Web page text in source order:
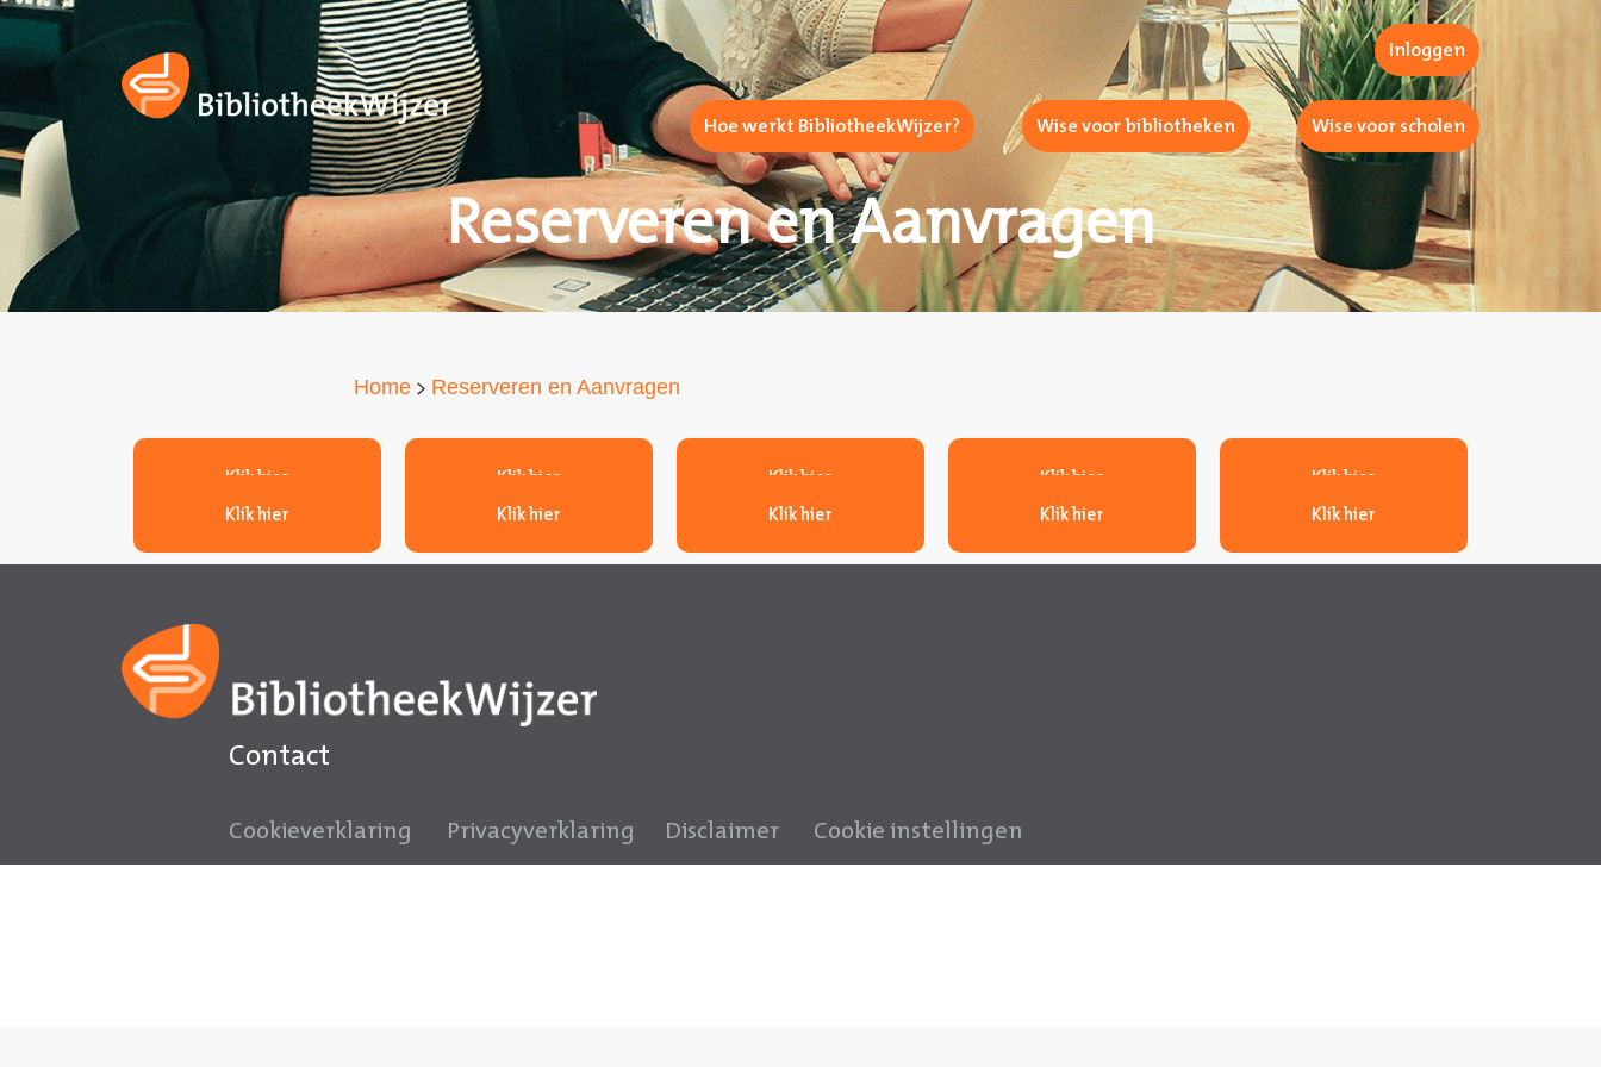
Inloggen
Hoe werkt BibliotheekWijzer? Wise voor bibliotheken Wise voor scholen
Reserveren en Aanvragen
Home > Reserveren en Aanvragen
Klik hier Klik hier Klik hier Klik hier
Klik hier
Klik hier
Klik hier Klik hier Klik hier Klik hier
Contact
Cookieverklaring Privacyverklaring Disclaimer Cookie instellingen